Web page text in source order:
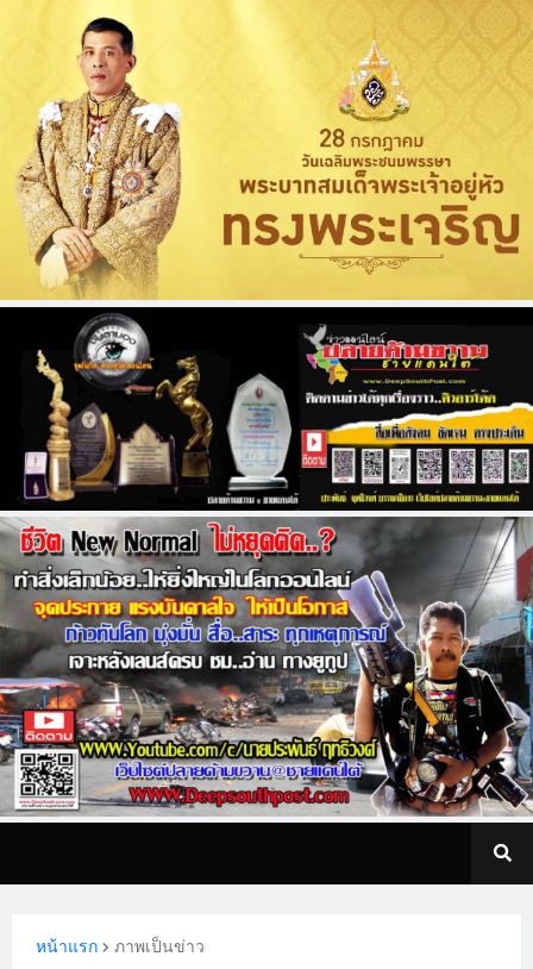
หน้าแรก ภาพเป็นข่าว